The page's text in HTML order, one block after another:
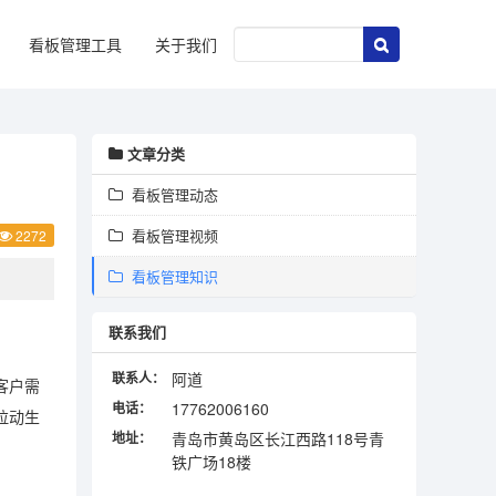
看板管理工具 关于我们
2272
户需
动生
文章分类
看板管理动态
看板管理视频
看板管理知识
联系我们
联系人： 阿道
电话： 17762006160
地址：
青岛市黄岛区长江西路118号青
铁广场18楼